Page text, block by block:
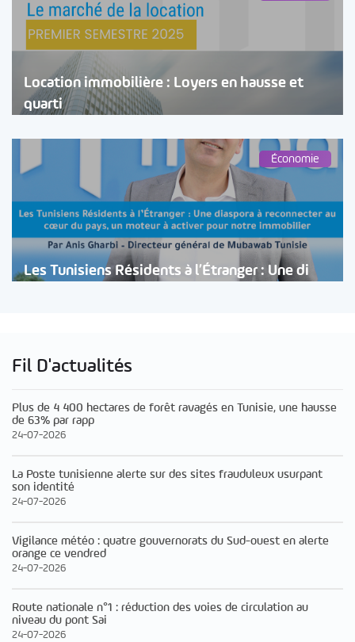
Location immobilière : Loyers en hausse et
quarti
Économie
Les Tunisiens Résidents à l’Étranger : Une di
Fil D'actualités
Plus de 4 400 hectares de forêt ravagés en Tunisie, une hausse
de 63% par rapp
24-07-2026
La Poste tunisienne alerte sur des sites frauduleux usurpant
son identité
24-07-2026
Vigilance météo : quatre gouvernorats du Sud-ouest en alerte
orange ce vendred
24-07-2026
Route nationale n°1 : réduction des voies de circulation au
niveau du pont Sai
24-07-2026